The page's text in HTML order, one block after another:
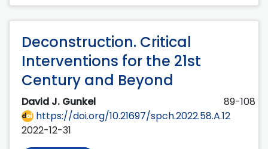
Deconstruction. Critical
Interventions for the 21st
Century and Beyond
David J. Gunkel
89-108
https://doi.org/10.21697/spch.2022.58.A.12
2022-12-31